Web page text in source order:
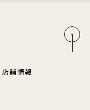
店舗情報